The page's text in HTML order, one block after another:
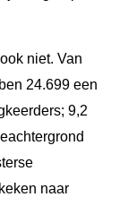
niet. Van
24.699 een
9,2
naar